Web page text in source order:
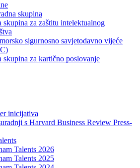
skupina
skupina za zaštitu intelektualnog
sigurnosno savjetodavno vijeće
skupina za kartično poslovanje
inicijativa
s Harvard Business Review Press-
Talents 2026
Talents 2025